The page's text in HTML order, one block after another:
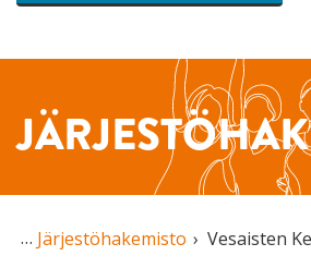
Järjestöhakemisto Vesaisten